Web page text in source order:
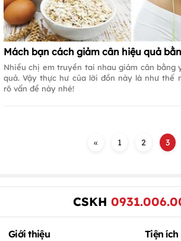
Mách bạn cách giảm cân hiệu quả
Nhiều chị em truyền tai nhau giảm cân bằng
quả. Vậy thực hư của lời đồn này là như thế
rõ vấn đề này nhé!
« 1 2 3
CSKH
Giới thiệu Tiện ích